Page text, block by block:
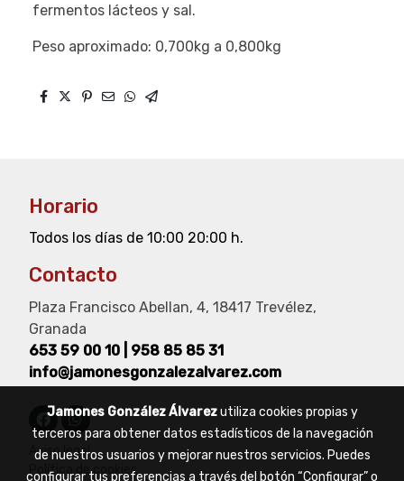
fermentos lácteos y sal.
Peso aproximado: 0,700kg a 0,800kg
Horario
Todos los días de 10:00 20:00 h.
Contacto
Plaza Francisco Abellan, 4, 18417 Trevélez,
Granada
653 59 00 10
958 85 85 31
info@jamonesgonzalezalvarez.com
Aviso legal
Política de cookies
Jamones González Álvarezutiliza cookies propias y
terceros para obtener datos estadísticos de la navegación
de nuestros usuarios y mejorar nuestros servicios. Puedes
configurar tus preferencias a través del botón “Configurar” o